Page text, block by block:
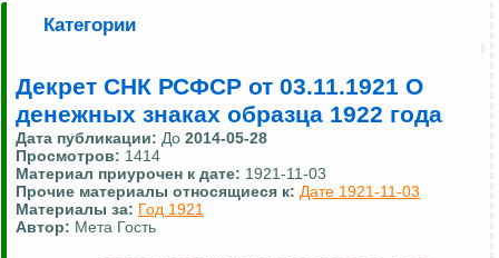
Категории
Декрет СНК РСФСР от 03.11.1921 О
денежных знаках образца 1922 года
Дата публикации: До 2014-05-28
Просмотров: 1414
Материал приурочен к дате: 1921-11-03
Прочие материалы относящиеся к: Дате 1921-11-03
Материалы за: Год 1921
Автор: Мета Гость